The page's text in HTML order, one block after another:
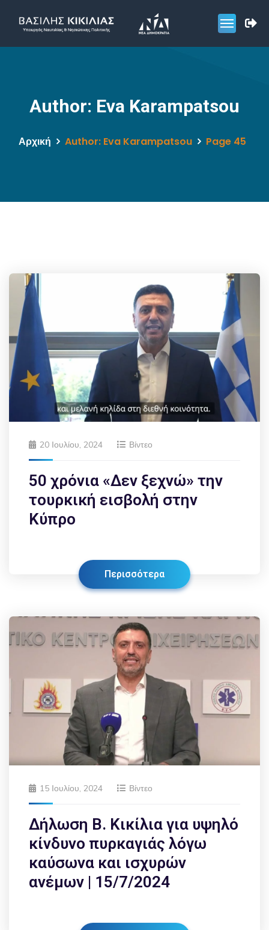
Author: Eva Karampatsou
Αρχική Author: Eva Karampatsou Page 45
20 Ιουλίου, 2024 Βίντεο
50 χρόνια «Δεν ξεχνώ» την
τουρκική εισβολή στην
Κύπρο
Περισσότερα
15 Ιουλίου, 2024 Βίντεο
Δήλωση Β. Κικίλια για υψηλό
κίνδυνο πυρκαγιάς λόγω
καύσωνα και ισχυρών
ανέμων | 15/7/2024